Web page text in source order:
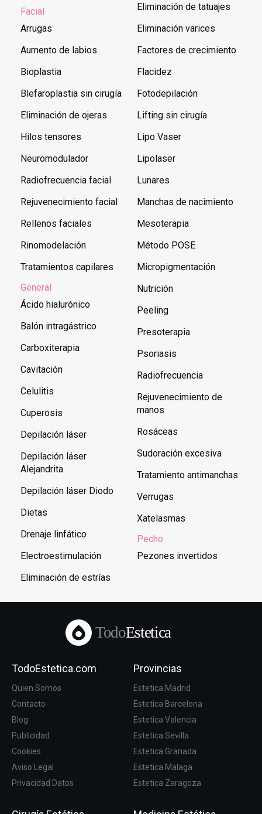
Facial
Arrugas
Aumento de labios
Bioplastia
Blefaroplastia sin cirugía
Eliminación de ojeras
Hilos tensores
Neuromodulador
Radiofrecuencia facial
Rejuvenecimiento facial
Rellenos faciales
Rinomodelación
Tratamientos capilares
General
Ácido hialurónico
Balón intragástrico
Carboxiterapia
Cavitación
Celulitis
Cuperosis
Depilación láser
Depilación láser
Alejandrita
Depilación láser Diodo
Dietas
Drenaje linfático
Electroestimulación
Eliminación de estrías
Eliminación de tatuajes
Eliminación varices
Factores de crecimiento
Flacidez
Fotodepilación
Lifting sin cirugía
Lipo Vaser
Lipolaser
Lunares
Manchas de nacimiento
Mesoterapia
Método POSE
Micropigmentación
Nutrición
Peeling
Presoterapia
Psoriasis
Radiofrecuencia
Rejuvenecimiento de
manos
Rosáceas
Sudoración excesiva
Tratamiento antimanchas
Verrugas
Xatelasmas
Pecho
Pezones invertidos
TodoEstetica
TodoEstetica.com
Quien Somos
Contacto
Blog
Publicidad
Cookies
Aviso Legal
Privacidad Datos
Provincias
Estetica Madrid
Estetica Barcelona
Estetica Valencia
Estetica Sevilla
Estetica Granada
Estetica Malaga
Estetica Zaragoza